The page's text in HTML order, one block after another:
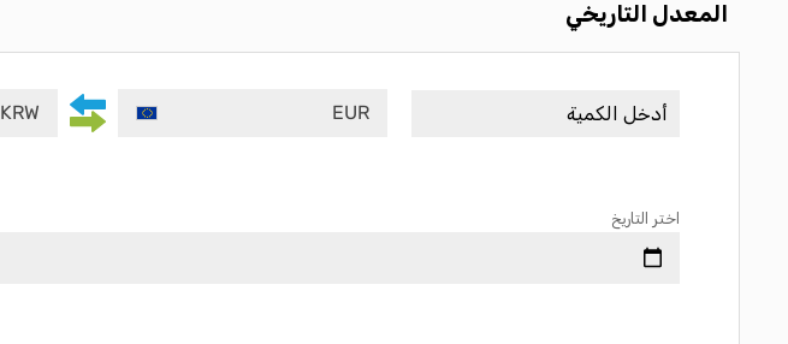
المعدل التاريخي
EUR
KRW
اختر التاريخ